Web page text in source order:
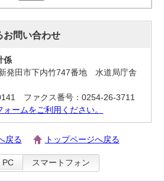
お問い合わせ
係
発田市下内竹747番地 水道局庁舎
ファクス番号：0254-26-3711
ームをご利用ください。
戻る トップページへ戻る
PC スマートフォン